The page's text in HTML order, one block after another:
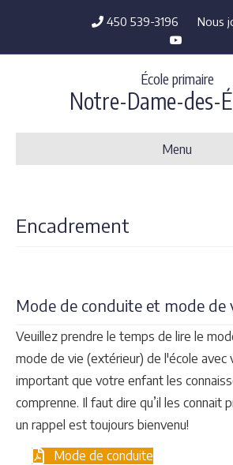
450 539-3196
Nous
Youtube
École primaire
Notre-Dame-des-
Menu
Encadrement
Mode de conduite et mode de
Veuillez prendre le temps de lire le
mode de vie (extérieur) de l'école
important que votre enfant les
comprenne. Il faut dire qu’il les connait
un rappel est toujours bienvenu!
Mode de conduite